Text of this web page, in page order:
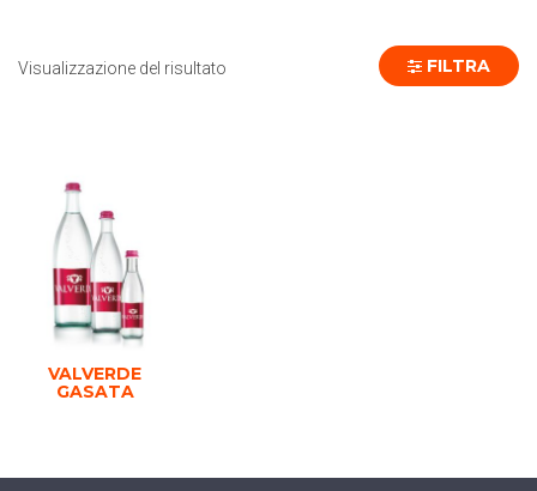
Visualizzazione del risultato FILTRA
VALVERDE
GASATA